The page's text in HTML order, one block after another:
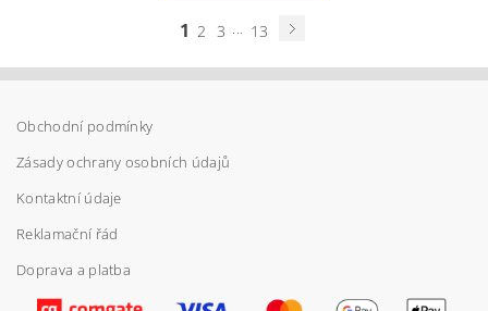
1 2 3 ... 13
Obchodní podmínky
Zásady ochrany osobních údajů
Kontaktní údaje
Reklamační řád
Doprava a platba